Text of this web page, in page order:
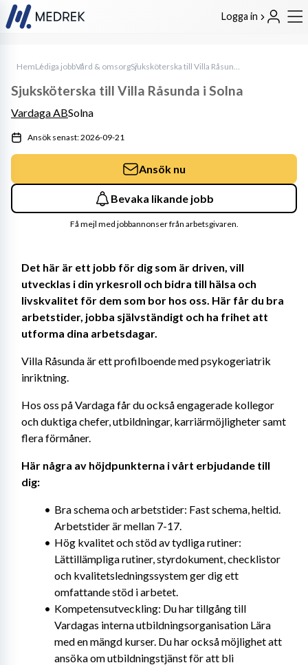
Logga in
HemLediga jobbVård & omsorg Sjuksköterska till Villa Råsunda i Solna
Det här är ett jobb för dig som är driven, vill
utvecklas i din yrkesroll och bidra till hälsa och
livskvalitet för dem som bor hos oss. Här får du bra
arbetstider, jobba självständigt och ha frihet att
utforma dina arbetsdagar.
Villa Råsunda är ett profilboende med psykogeriatrik
inriktning.
Hos oss på Vardaga får du också engagerade kollegor
och duktiga chefer, utbildningar, karriärmöjligheter samt
flera förmåner.
Här några av höjdpunkterna i vårt erbjudande till
dig:
Bra schema och arbetstider: Fast schema, heltid.
Arbetstider är mellan 7-17.
Hög kvalitet och stöd av tydliga rutiner:
Lättillämpliga rutiner, styrdokument, checklistor
och kvalitetsledningssystem ger dig ett
omfattande stöd i arbetet.
Kompetensutveckling: Du har tillgång till
Vardagas interna utbildningsorganisation Lära
med en mängd kurser. Du har också möjlighet att
ansöka om utbildningstjänst för att bli
Sjuksköterska till Villa Råsunda i Solna
Vardaga ABSolna
Ansök senast: 2026-09-21
Ansök nu
Bevaka likande jobb
Få mejl med jobbannonser från arbetsgivaren.